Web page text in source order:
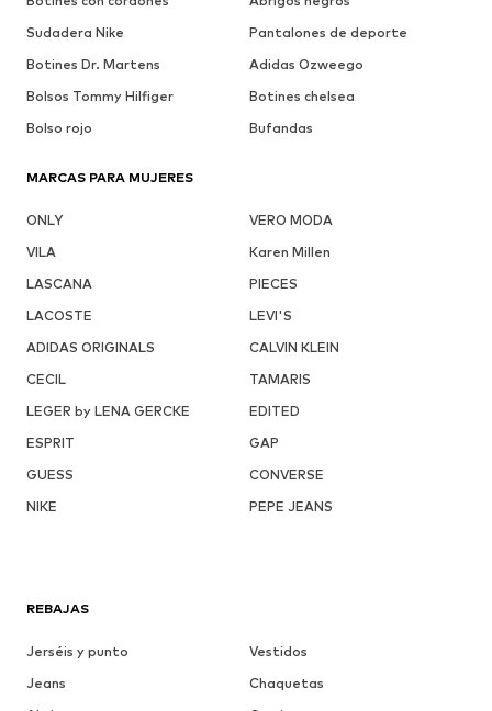
Sudadera Nike
Pantalones de deporte
Botines Dr. Martens
Adidas Ozweego
Bolsos Tommy Hilfiger
Botines chelsea
Bolso rojo
Bufandas
MARCAS PARA MUJERES
ONLY
VERO MODA
VILA
Karen Millen
LASCANA
PIECES
LACOSTE
LEVI'S
ADIDAS ORIGINALS
CALVIN KLEIN
CECIL
TAMARIS
LEGER by LENA GERCKE
EDITED
ESPRIT
GAP
GUESS
CONVERSE
NIKE
PEPE JEANS
REBAJAS
Jerséis y punto
Vestidos
Jeans
Chaquetas